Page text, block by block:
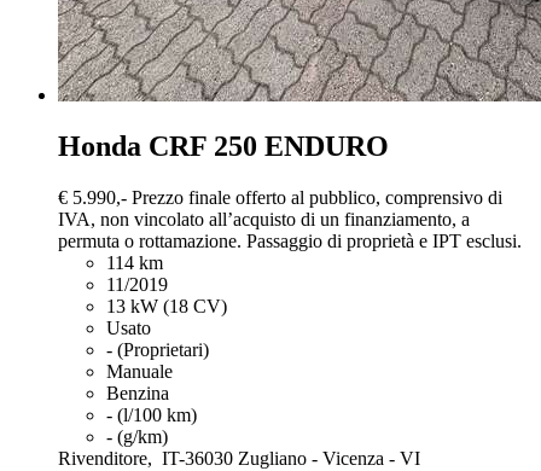
Honda CRF 250 ENDURO
€ 5.990,- Prezzo finale offerto al pubblico, comprensivo di
IVA, non vincolato all’acquisto di un finanziamento, a
permuta o rottamazione. Passaggio di proprietà e IPT esclusi.
114 km
11/2019
13 kW (18 CV)
Usato
- (Proprietari)
Manuale
Benzina
- (l/100 km)
- (g/km)
Rivenditore, IT-36030 Zugliano - Vicenza - VI